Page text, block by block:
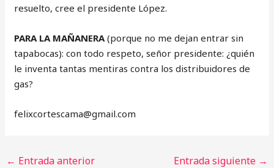
resuelto, cree el presidente López.
PARA LA MAÑANERA(porque no me dejan entrar sin
tapabocas): con todo respeto, señor presidente: ¿quién
le inventa tantas mentiras contra los distribuidores de
gas?
‎felixcortescama@gmail.com
← Entrada anterior Entrada siguiente →